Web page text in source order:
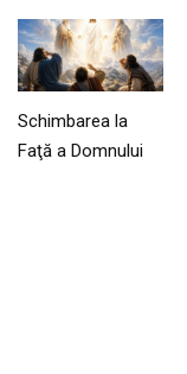
Schimbarea la
Faţă a Domnului